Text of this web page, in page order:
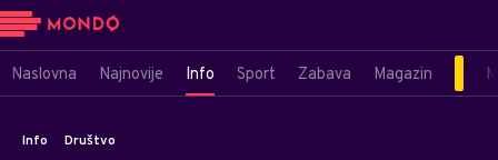
Naslovna Najnovije Info Sport Zabava Magazin
Info Društvo